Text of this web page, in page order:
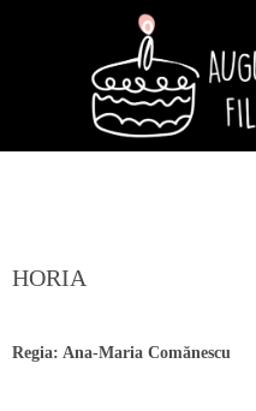
HORIA
Regia: Ana-Maria